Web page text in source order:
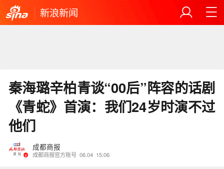
新浪新闻
秦海璐辛柏青谈“00后”阵容的话剧
《青蛇》首演：我们24岁时演不过
他们
成都商报
成都商报官方账号 06.04 15:06